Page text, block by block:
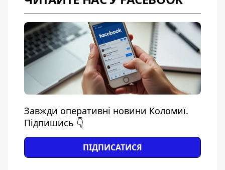
Завжди оперативні новини Коломиї.
Підпишись 👇
ПІДПИСАТИСЯ